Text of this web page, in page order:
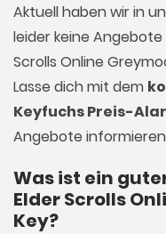
Aktuell haben wir in
leider keine
Scrolls Online
Lasse dich mit dem
Keyfuchs Preis-
Angebote
Was ist ein
Elder Scrolls
Key?